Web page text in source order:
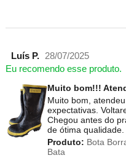
Luís P.
28/07/2025
Eu recomendo esse produto.
Muito bom!!!
Muito bom,
expectativas.
Chegou antes do
de ótima qualidade.
Produto: Bota
Bata